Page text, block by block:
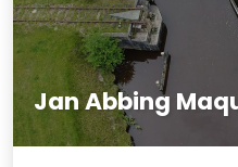
Jan Abbing